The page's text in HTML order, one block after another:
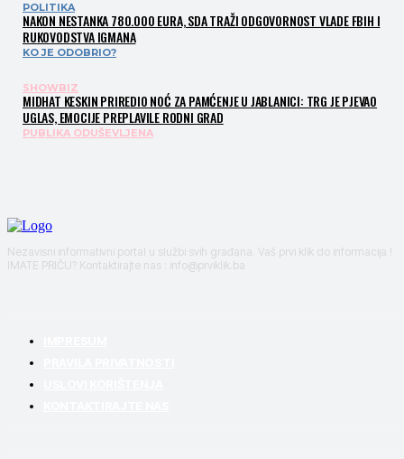
POLITIKA
NAKON NESTANKA 780.000 EURA, SDA TRAŽI ODGOVORNOST VLADE FBIH I
RUKOVODSTVA IGMANA
KO JE ODOBRIO?
SHOWBIZ
MIDHAT KESKIN PRIREDIO NOĆ ZA PAMĆENJE U JABLANICI: TRG JE PJEVAO
UGLAS, EMOCIJE PREPLAVILE RODNI GRAD
PUBLIKA ODUŠEVLJENA
Nezavisni informativni portal u službi svih građana. Vaš prvi klik do informacija !
IMATE PRIČU? Kontaktirajte nas : info@prviklik.ba